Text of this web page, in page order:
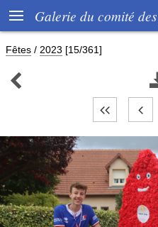
 Galerie du comité
Fêtes / 2023 [15/361]
